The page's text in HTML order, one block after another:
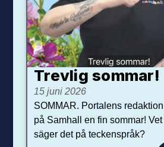
Trevlig sommar!
15 juni 2026
SOMMAR. Portalens
på Samhall en fin sommar!
säger det på teckenspråk?